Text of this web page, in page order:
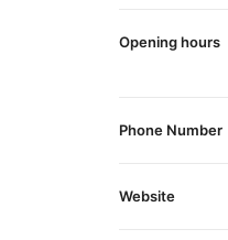
Opening hours
Phone Number
Website